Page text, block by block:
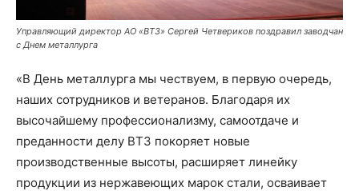
Управляющий директор АО «ВТЗ» Сергей Четвериков поздравил заводчан
с Днем металлурга
«В День металлурга мы чествуем, в первую очередь,
наших сотрудников и ветеранов. Благодаря их
высочайшему профессионализму, самоотдаче и
преданности делу ВТЗ покоряет новые
производственные высоты, расширяет линейку
продукции из нержавеющих марок стали, осваивает